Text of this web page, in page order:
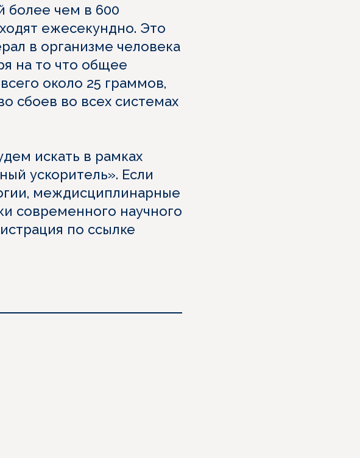
более чем в 600
ежесекундно. Это
в организме человека
на то что общее
около 25 граммов,
сбоев во всех системах
искать в рамках
ускоритель». Если
междисциплинарные
современного научного
по ссылке